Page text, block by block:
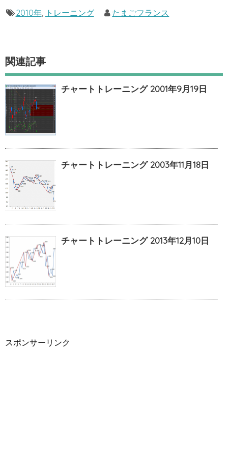
2010年, トレーニング たまごフランス
関連記事
チャートトレーニング 2001年9月19日
チャートトレーニング 2003年11月18日
チャートトレーニング 2013年12月10日
スポンサーリンク